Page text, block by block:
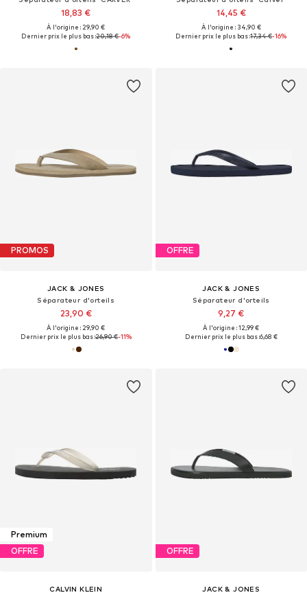
18,83 €
À l'origine : 29,90 €
Dernier prix le plus bas :20,18 €-6%
14,45 €
À l'origine : 34,90 €
Dernier prix le plus bas :17,34 €-16%
PROMOS
JACK & JONES
Séparateur d'orteils
23,90 €
À l'origine : 29,90 €
Dernier prix le plus bas :26,90 €-11%
OFFRE
JACK & JONES
Séparateur d'orteils
9,27 €
À l'origine : 12,99 €
Dernier prix le plus bas :6,68 €
Premium
OFFRE
CALVIN KLEIN
OFFRE
JACK & JONES